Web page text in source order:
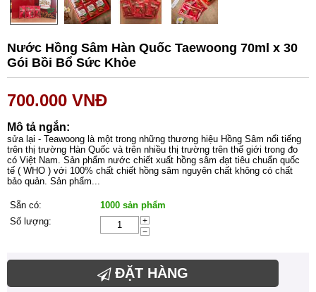
Nước Hồng Sâm Hàn Quốc Taewoong 70ml x 30
Gói Bồi Bổ Sức Khỏe
700.000 VNĐ
Mô tả ngắn:
sửa lại - Teawoong là một trong những thương hiệu Hồng Sâm nổi tiếng
trên thị trường Hàn Quốc và trên nhiều thị trường trên thế giới trong đo
có Việt Nam. Sản phẩm nước chiết xuất hồng sâm đạt tiêu chuẩn quốc
tế ( WHO ) với 100% chất chiết hồng sâm nguyên chất không có chất
bảo quản. Sản phẩm...
Sẵn có:
1000 sản phẩm
Số lượng:
+
−
ĐẶT HÀNG